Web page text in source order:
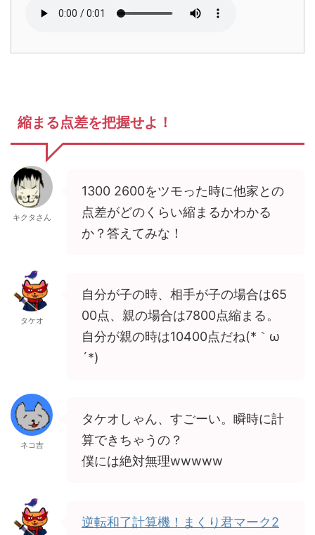
縮まる点差を把握せよ！
キクタさん
1300 2600をツモった時に他家との
点差がどのくらい縮まるかわかる
か？答えてみな！
タケオ
自分が子の時、相手が子の場合は65
00点、親の場合は7800点縮まる。
自分が親の時は10400点だね(*｀ω
´*)
ネコ吉
タケオしゃん、すごーい。瞬時に計
算できちゃうの？
僕には絶対無理wwwww
逆転和了計算機！まくり君マーク2